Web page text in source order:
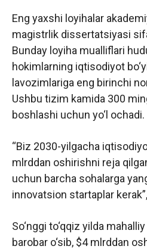
Eng yaxshi loyihalar
magistrlik dissertatsiyasi
Bunday loyiha mualliflari
hokimlarning iqtisodiyot
lavozimlariga eng birinchi
Ushbu tizim kamida 300
boshlashi uchun yo‘l ochadi.
“Biz 2030-yilgacha
mlrddan oshirishni reja
uchun barcha sohalarga
innovatsion startaplar
So‘nggi to‘qqiz yilda
barobar o‘sib, $4 mlrddan